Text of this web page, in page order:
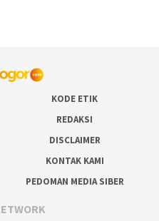
KODE ETIK
REDAKSI
DISCLAIMER
KONTAK KAMI
PEDOMAN MEDIA SIBER